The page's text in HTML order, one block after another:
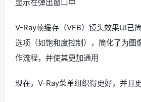
显示在弹出窗口中
V-Ray帧缓存（VFB）镜头效果UI已
选项（如饱和度控制），简化了为图
作流程，并使其更加通用
现在，V-Ray菜单组织得更好，并且